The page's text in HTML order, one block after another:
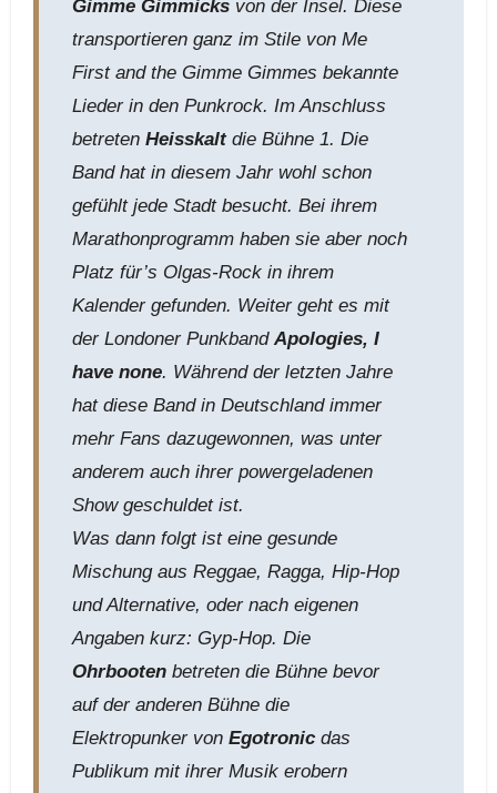
Gimme Gimmicksvon der Insel. Diese
transportieren ganz im Stile von Me
First and the Gimme Gimmes bekannte
Lieder in den Punkrock. Im Anschluss
betreten Heisskaltdie Bühne 1. Die
Band hat in diesem Jahr wohl schon
gefühlt jede Stadt besucht. Bei ihrem
Marathonprogramm haben sie aber noch
Platz für’s Olgas-Rock in ihrem
Kalender gefunden. Weiter geht es mit
der Londoner Punkband Apologies, I
have none. Während der letzten Jahre
hat diese Band in Deutschland immer
mehr Fans dazugewonnen, was unter
anderem auch ihrer powergeladenen
Show geschuldet ist.
Was dann folgt ist eine gesunde
Mischung aus Reggae, Ragga, Hip-Hop
und Alternative, oder nach eigenen
Angaben kurz: Gyp-Hop. Die
Ohrbootenbetreten die Bühne bevor
auf der anderen Bühne die
Elektropunker von Egotronicdas
Publikum mit ihrer Musik erobern